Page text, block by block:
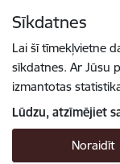
Sīkdatnes
Lai šī tīmekļvietne
sīkdatnes. Ar Jūsu
izmantotas
Lūdzu, atzīmējiet
Noraidīt